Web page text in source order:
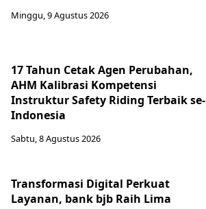
Minggu, 9 Agustus 2026
17 Tahun Cetak Agen Perubahan,
AHM Kalibrasi Kompetensi
Instruktur Safety Riding Terbaik se-
Indonesia
Sabtu, 8 Agustus 2026
Transformasi Digital Perkuat
Layanan, bank bjb Raih Lima